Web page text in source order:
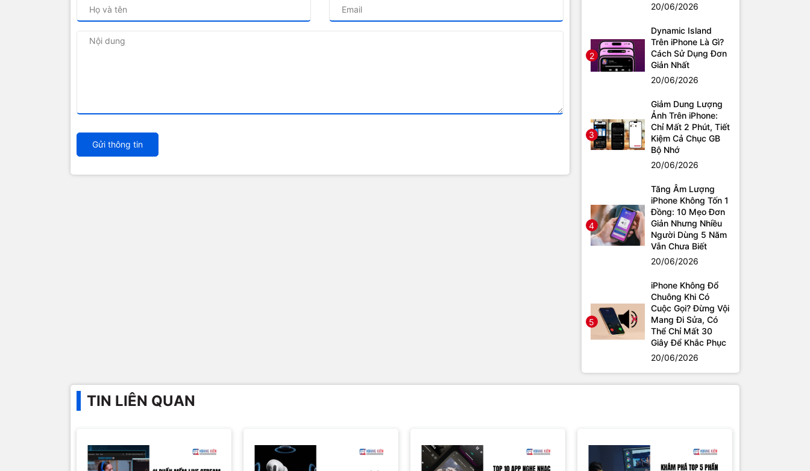
Gửi thông tin
20/06/2026
2
Dynamic Island
Trên iPhone Là Gì?
Cách Sử Dụng Đơn
Giản Nhất
20/06/2026
3
Giảm Dung Lượng
Ảnh Trên iPhone:
Chỉ Mất 2 Phút, Tiết
Kiệm Cả Chục GB
Bộ Nhớ
20/06/2026
4
Tăng Âm Lượng
iPhone Không Tốn 1
Đồng: 10 Mẹo Đơn
Giản Nhưng Nhiều
Người Dùng 5 Năm
Vẫn Chưa Biết
20/06/2026
5
iPhone Không Đổ
Chuông Khi Có
Cuộc Gọi? Đừng Vội
Mang Đi Sửa, Có
Thể Chỉ Mất 30
Giây Để Khắc Phục
20/06/2026
TIN LIÊN QUAN